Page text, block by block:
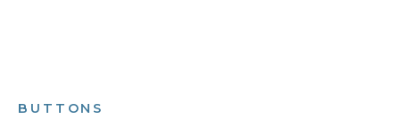
BUTTONS